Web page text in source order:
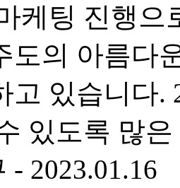
케팅 진행으
도의 아름다
고 있습니다.
있도록 많
- 2023.01.16